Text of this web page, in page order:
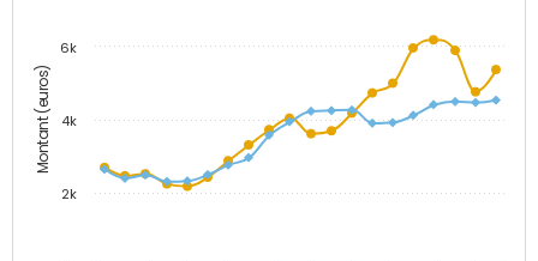
Montant (euros)
2k
4k
6k